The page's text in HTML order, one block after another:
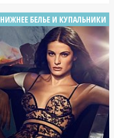
НИЖНЕЕ БЕЛЬЕ И КУПАЛЬНИКИ